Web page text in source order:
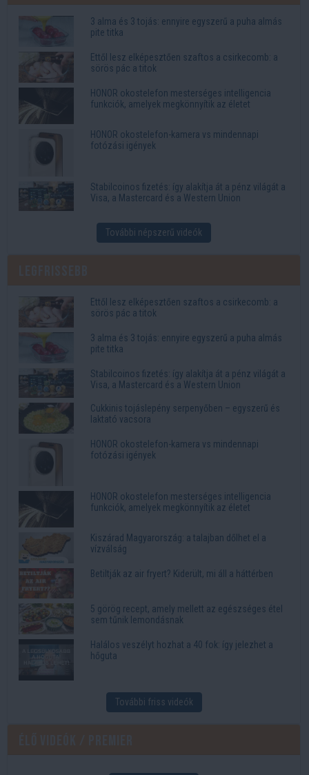
3 alma és 3 tojás: ennyire egyszerű a puha almás
pite titka
Ettől lesz elképesztően szaftos a csirkecomb: a
sörös pác a titok
HONOR okostelefon mesterséges intelligencia
funkciók, amelyek megkönnyítik az életet
HONOR okostelefon-kamera vs mindennapi
fotózási igények
Stabilcoinos fizetés: így alakítja át a pénz világát a
Visa, a Mastercard és a Western Union
További népszerű videók
Ettől lesz elképesztően szaftos a csirkecomb: a
sörös pác a titok
3 alma és 3 tojás: ennyire egyszerű a puha almás
pite titka
Stabilcoinos fizetés: így alakítja át a pénz világát a
Visa, a Mastercard és a Western Union
Cukkinis tojáslepény serpenyőben – egyszerű és
laktató vacsora
HONOR okostelefon-kamera vs mindennapi
fotózási igények
HONOR okostelefon mesterséges intelligencia
funkciók, amelyek megkönnyítik az életet
Kiszárad Magyarország: a talajban dőlhet el a
vízválság
Betiltják az air fryert? Kiderült, mi áll a háttérben
5 görög recept, amely mellett az egészséges étel
sem tűnik lemondásnak
Halálos veszélyt hozhat a 40 fok: így jelezhet a
hőguta
További friss videók